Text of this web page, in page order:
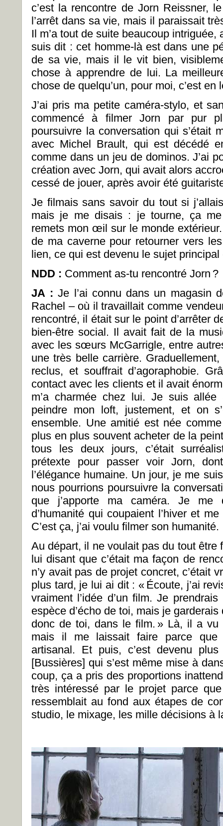
c’est la rencontre de Jorn Reissner,
l’arrêt dans sa vie, mais il paraissait
Il m’a tout de suite beaucoup
suis dit : cet homme-là est dans une
de sa vie, mais il le vit bien,
chose à apprendre de lui. La
chose de quelqu’un, pour moi, c’est en
J’ai pris ma petite caméra-stylo, et
commencé à filmer Jorn par pur
poursuivre la conversation qui s’était
avec Michel Brault, qui est décédé
comme dans un jeu de dominos. J’ai
création avec Jorn, qui avait alors
cessé de jouer, après avoir été
Je filmais sans savoir du tout si
mais je me disais : je tourne, ça
remets mon œil sur le monde
de ma caverne pour retourner vers
lien, ce qui est devenu le sujet principal
NDD : Comment as-tu rencontré Jorn ?
JA :Je l’ai connu dans un magasin
Rachel – où il travaillait comme
rencontré, il était sur le point d’arrêter
bien-être social. Il avait fait de la
avec les sœurs McGarrigle, entre
une très belle carrière.
reclus, et souffrait d’agoraphobie.
contact avec les clients et il avait
m’a charmée chez lui. Je suis
peindre mon loft, justement, et on
ensemble. Une amitié est née
plus en plus souvent acheter de la
tous les deux jours, c’était
prétexte pour passer voir Jorn,
l’élégance humaine. Un jour, je me
nous pourrions poursuivre la
que j’apporte ma caméra. Je me
d’humanité qui coupaient l’hiver et
C’est ça, j’ai voulu filmer son humanité.
Au départ, il ne voulait pas du tout être
lui disant que c’était ma façon de
n’y avait pas de projet concret, c’était
plus tard, je lui ai dit : « Écoute, j’ai
vraiment l’idée d’un film. Je
espèce d’écho de toi, mais je
donc de toi, dans le film. » Là, il a vu
mais il me laissait faire parce que
artisanal. Et puis, c’est devenu
[Bussières] qui s’est même mise à
coup, ça a pris des proportions
très intéressé par le projet parce
ressemblait au fond aux étapes de
studio, le mixage, les mille décisions à